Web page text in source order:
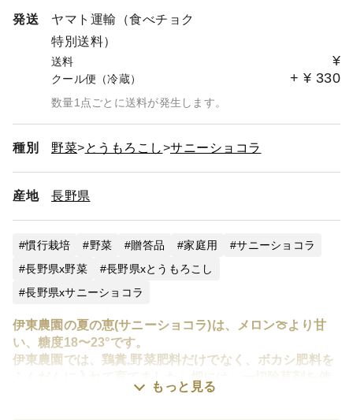
発送
ヤマト運輸（食べチョク
特別送料）
送料 ¥
クール便（冷蔵） + ¥ 330
数量1点ごとに送料が発生します。
種別 野菜 とうもろこし サニーショコラ
産地 長野県
慣行栽培 野菜 贈答品 家庭用
サニーショコラ
長野県x野菜
長野県xとうもろこし
長野県xサニーショコラ
伊東農園の夏の恵(サニーショコラ)は、メロン🍈より甘
い、糖度18〜23°です。
伊東農園では、鶏糞,野菜肥料だけでなく、ボカシ肥料を
ふんだんに入れて育てました。畑には、一切除草剤を使
わず、全面マルチ栽培で育てました。
もっと見る